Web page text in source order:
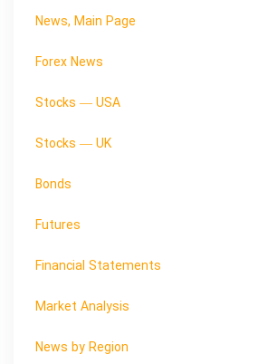
News, Main Page
Forex News
Stocks — USA
Stocks — UK
Bonds
Futures
Financial Statements
Market Analysis
News by Region